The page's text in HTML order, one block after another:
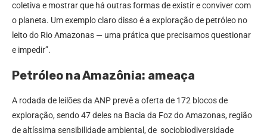
coletiva e mostrar que há outras formas de existir e conviver com
o planeta. Um exemplo claro disso é a exploração de petróleo no
leito do Rio Amazonas — uma prática que precisamos questionar
e impedir”.
Petróleo na Amazônia: ameaça
A rodada de leilões da ANP prevê a oferta de 172 blocos de
exploração, sendo 47 deles na Bacia da Foz do Amazonas, região
de altíssima sensibilidade ambiental, de sociobiodiversidade